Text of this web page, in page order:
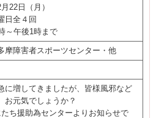
月22日（月）
日全４回
～午後1時まで
摩障害者スポーツセンター・他
に増してきましたが、皆様風邪など
お元気でしょうか？
ち援助為センターよりお知らせで